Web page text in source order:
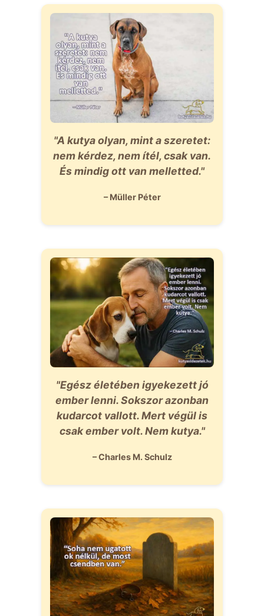
"A kutya olyan, mint a szeretet:
nem kérdez, nem ítél, csak van.
És mindig ott van melletted."
– Müller Péter
"Egész életében igyekezett jó
ember lenni. Sokszor azonban
kudarcot vallott. Mert végül is
csak ember volt. Nem kutya."
– Charles M. Schulz